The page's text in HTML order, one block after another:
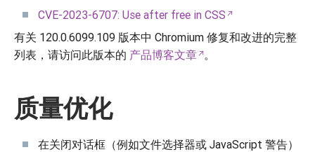
CVE-2023-6707: Use after free in CSS
有关 120.0.6099.109 版本中 Chromium 修复和改进的完整
列表，请访问此版本的 产品博客文章 。
质量优化
在关闭对话框（例如文件选择器或 JavaScript 警告）